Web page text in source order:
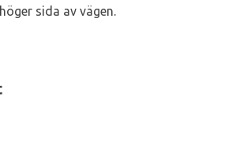
sida av vägen.